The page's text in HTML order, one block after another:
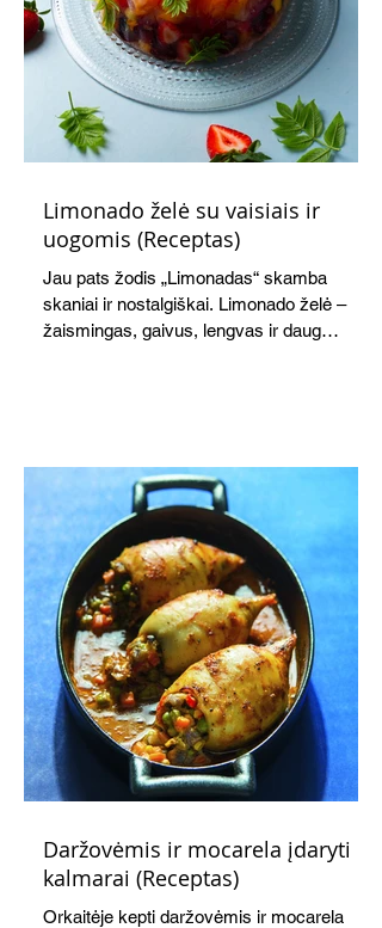
Limonado želė su vaisiais ir
uogomis (Receptas)
Jau pats žodis „Limonadas“ skamba
skaniai ir nostalgiškai. Limonado želė –
žaismingas, gaivus, lengvas ir daug
Daržovėmis ir mocarela įdaryti
kalmarai (Receptas)
Orkaitėje kepti daržovėmis ir mocarela